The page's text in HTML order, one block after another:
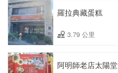
羅拉典藏蛋糕
3.79 公里
阿明師老店太陽堂